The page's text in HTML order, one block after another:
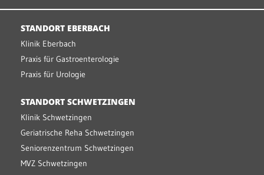
STANDORT EBERBACH
Klinik Eberbach
Praxis für Gastroenterologie
Praxis für Urologie
STANDORT SCHWETZINGEN
Klinik Schwetzingen
Geriatrische Reha Schwetzingen
Seniorenzentrum Schwetzingen
MVZ Schwetzingen